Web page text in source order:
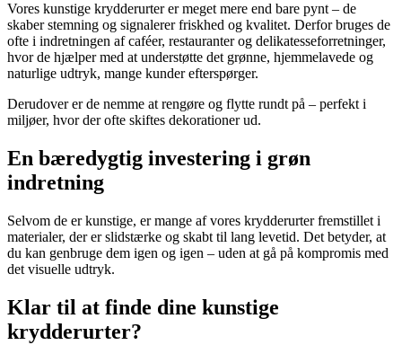
Vores kunstige krydderurter er meget mere end bare pynt – de
skaber stemning og signalerer friskhed og kvalitet. Derfor bruges de
ofte i indretningen af caféer, restauranter og delikatesseforretninger,
hvor de hjælper med at understøtte det grønne, hjemmelavede og
naturlige udtryk, mange kunder efterspørger.
Derudover er de nemme at rengøre og flytte rundt på – perfekt i
miljøer, hvor der ofte skiftes dekorationer ud.
En bæredygtig investering i grøn
indretning
Selvom de er kunstige, er mange af vores krydderurter fremstillet i
materialer, der er slidstærke og skabt til lang levetid. Det betyder, at
du kan genbruge dem igen og igen – uden at gå på kompromis med
det visuelle udtryk.
Klar til at finde dine kunstige
krydderurter?